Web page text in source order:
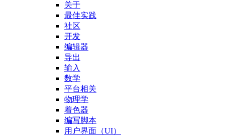
关于
最佳实践
社区
开发
编辑器
导出
输入
数学
平台相关
物理学
着色器
编写脚本
用户界面（UI）